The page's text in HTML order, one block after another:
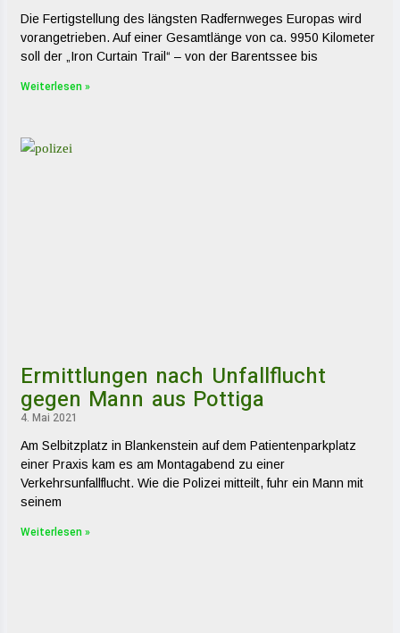
Die Fertigstellung des längsten Radfernweges Europas wird
vorangetrieben. Auf einer Gesamtlänge von ca. 9950 Kilometer
soll der „Iron Curtain Trail“ – von der Barentssee bis
Weiterlesen »
Ermittlungen nach Unfallflucht
gegen Mann aus Pottiga
4. Mai 2021
Am Selbitzplatz in Blankenstein auf dem Patientenparkplatz
einer Praxis kam es am Montagabend zu einer
Verkehrsunfallflucht. Wie die Polizei mitteilt, fuhr ein Mann mit
seinem
Weiterlesen »